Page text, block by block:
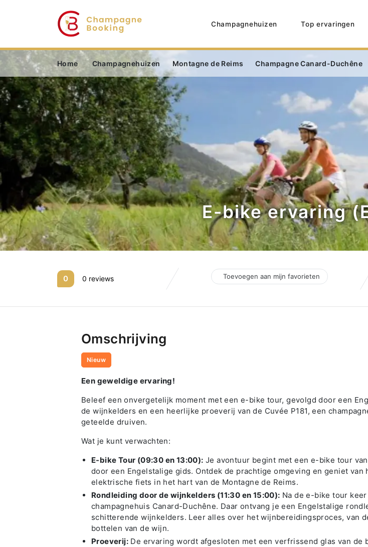
Champagnehuizen Top ervaringen
Home Champagnehuizen Montagne de Reims Champagne Canard-Duchêne
E-bike ervaring
0 0 reviews Toevoegen aan mijn favorieten
Omschrijving
Nieuw
Een geweldige ervaring!
Beleef een onvergetelijk moment met een e-bike tour, gevolgd door een
de wijnkelders en een heerlijke proeverij van de Cuvée P181, een
geteelde druiven.
Wat je kunt verwachten:
E-bike Tour (09:30 en 13:00): Je avontuur begint met een e-bike tour
door een Engelstalige gids. Ontdek de prachtige omgeving en geniet van
elektrische fiets in het hart van de Montagne de Reims.
Rondleiding door de wijnkelders (11:30 en 15:00): Na de e-bike tour
champagnehuis Canard-Duchêne. Daar ontvang je een Engelstalige
schitterende wijnkelders. Leer alles over het wijnbereidingsproces, van
bottelen van de wijn.
Proeverij: De ervaring wordt afgesloten met een verfrissend glas van de